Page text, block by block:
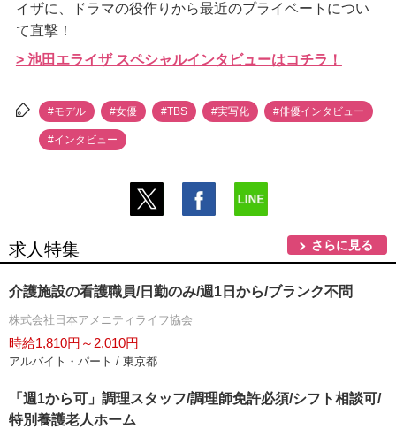
イザに、ドラマの役作りから最近のプライベートについ
て直撃！
> 池田エライザ スペシャルインタビューはコチラ！
#モデル #女優 #TBS #実写化 #俳優インタビュー
#インタビュー
求人特集 さらに見る
介護施設の看護職員/日勤のみ/週1日から/ブランク不問
株式会社日本アメニティライフ協会
時給1,810円～2,010円
アルバイト・パート / 東京都
「週1から可」調理スタッフ/調理師免許必須/シフト相談可/
特別養護老人ホーム